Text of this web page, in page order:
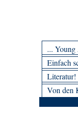
...
Einfach
Literatur!
Von den